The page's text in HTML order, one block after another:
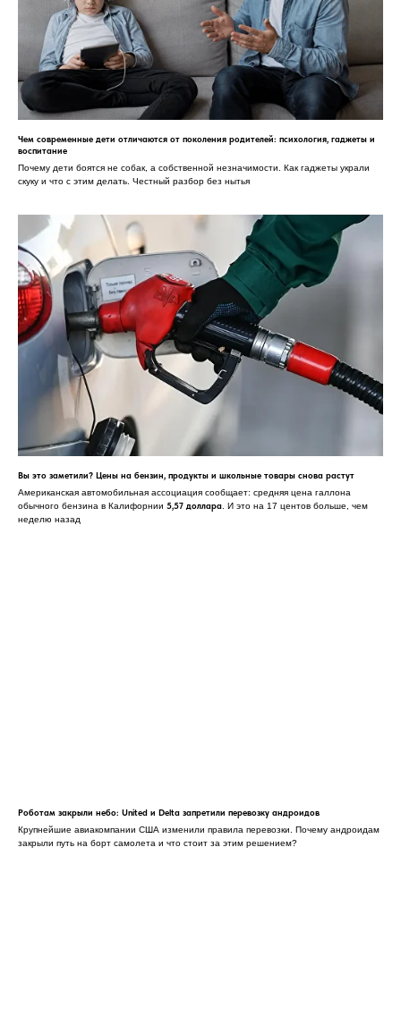
Чем современные дети отличаются от поколения родителей: психология, гаджеты и
воспитание
Почему дети боятся не собак, а собственной незначимости. Как гаджеты украли
скуку и что с этим делать. Честный разбор без нытья
Вы это заметили? Цены на бензин, продукты и школьные товары снова растут
Американская автомобильная ассоциация сообщает: средняя цена галлона
обычного бензина в Калифорнии 5,57 доллара . И это на 17 центов больше, чем
неделю назад
Роботам закрыли небо: United и Delta запретили перевозку андроидов
Крупнейшие авиакомпании США изменили правила перевозки. Почему андроидам
закрыли путь на борт самолета и что стоит за этим решением?